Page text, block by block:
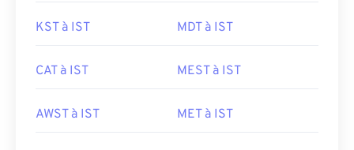
KST à IST MDT à IST
CAT à IST MEST à IST
AWST à IST MET à IST